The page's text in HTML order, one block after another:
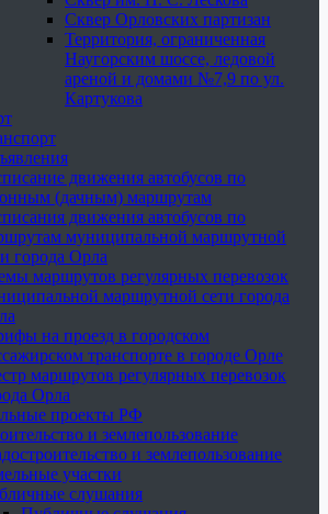
Сквер Орловских партизан
Территория, ограниченная
Наугорским шоссе, ледовой
ареной и домами №7,9 по ул.
Картукова
движения автобусов по
(дачным) маршрутам
движения автобусов по
муниципальной маршрутной
города Орла
маршрутов регулярных перевозок
маршрутной сети города
на проезд в городском
транспорте в городе Орле
маршрутов регулярных перевозок
Орла
проекты РФ
и землепользование
и землепользование
участки
слушания